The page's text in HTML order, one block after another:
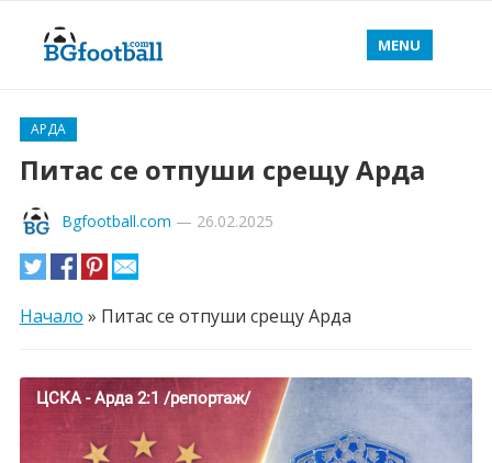
MENU
АРДА
Питас се отпуши срещу Арда
Bgfootball.com — 26.02.2025
Начало » Питас се отпуши срещу Арда